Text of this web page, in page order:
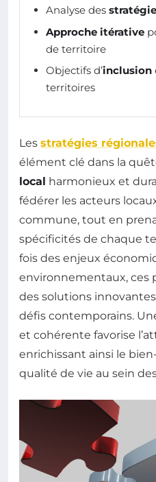
Analyse des
Approche itérative
de territoire
Objectifs d’inclusion
territoires
Les stratégies
élément clé dans la
local harmonieux et
fédérer les acteurs
commune, tout en
spécificités de chaque
fois des enjeux
environnementaux, ces
des solutions
défis contemporains.
et cohérente favorise
enrichissant ainsi le
qualité de vie au sein